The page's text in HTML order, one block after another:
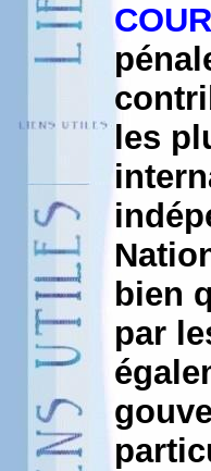
les
bien
par